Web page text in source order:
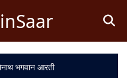
भगवान आरती